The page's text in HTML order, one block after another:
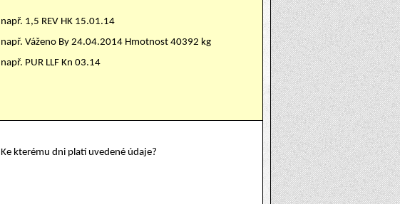
např. 1,5 REV HK 15.01.14
např. Váženo By 24.04.2014 Hmotnost 40392 kg
např. PUR LLF Kn 03.14
Ke kterému dni platí uvedené údaje?